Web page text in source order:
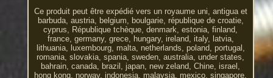
Ce produit peut être expédié vers un royaume uni, antigua et
barbuda, austria, belgium, boulgarie, république de croatie,
cyprus, République tchèque, denmark, estonia, finland,
france, germany, grece, hungary, ireland, italy, latvia,
lithuania, luxembourg, malta, netherlands, poland, portugal,
romania, slovakia, spania, sweden, australia, under states,
bahrain, canada, brazil, japan, new zeland, Chine, israel,
hong kong, norway, indonesia, malaysia, mexico, singapore,